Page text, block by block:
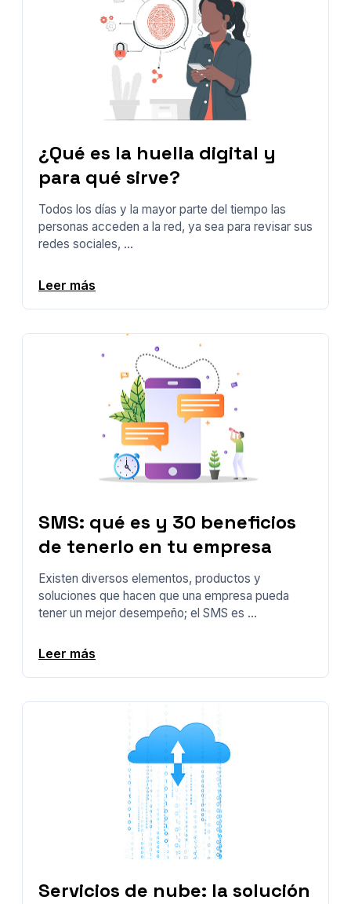
¿Qué es la huella digital y
para qué sirve?
Todos los días y la mayor parte del tiempo las
personas acceden a la red, ya sea para revisar sus
redes sociales, ...
Leer más
SMS: qué es y 30 beneficios
de tenerlo en tu empresa
Existen diversos elementos, productos y
soluciones que hacen que una empresa pueda
tener un mejor desempeño; el SMS es ...
Leer más
Servicios de nube: la solución